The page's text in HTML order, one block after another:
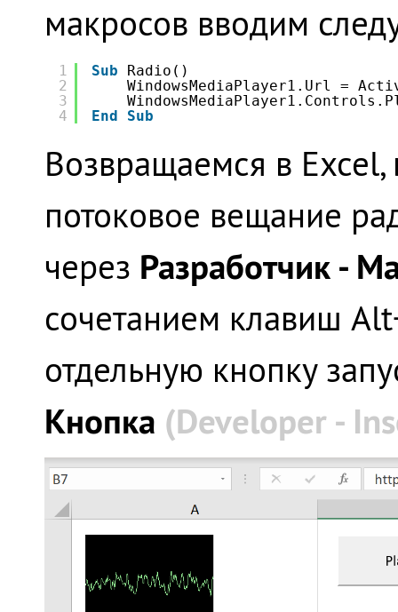
макросов вводим
1
2
3
4
Sub
Radio()
WindowsMediaPlayer1.Url =
End
Sub
Возвращаемся в
потоковое вещание
через Разработчик -
сочетанием клавиш Alt
отдельную кнопку
Кнопка (Developer -